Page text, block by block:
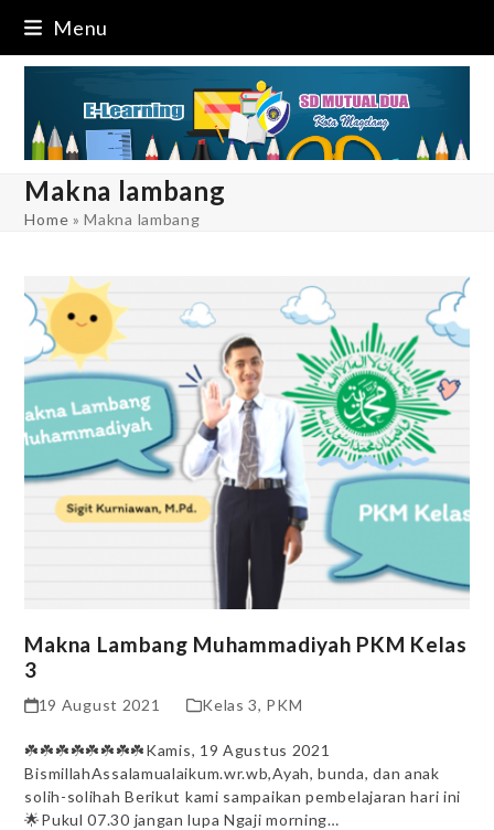
content
Menu
Makna lambang
Home »Makna lambang
Makna Lambang Muhammadiyah PKM Kelas
3
19 August 2021 Kelas 3, PKM
☘️☘️☘️☘️☘️☘️☘️☘️Kamis, 19 Agustus 2021
BismillahAssalamualaikum.wr.wb,Ayah, bunda, dan anak
solih-solihah Berikut kami sampaikan pembelajaran hari ini
🌟Pukul 07.30 jangan lupa Ngaji morning…